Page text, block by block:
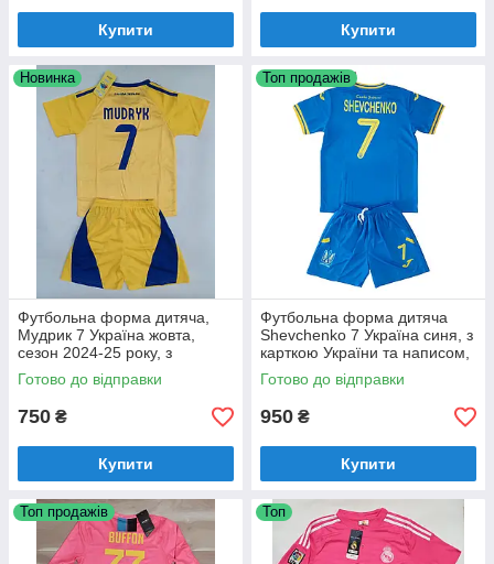
Купити Купити
Новинка
Футбольна форма дитяча,
Мудрик 7 Україна жовта,
сезон 2024-25 року, з
написом Слава Україні
Готово до відправки
750 ₴
Купити
Топ продажів
Футбольна форма дитяча
Shevchenko 7 Україна синя, з
карткою України та написом,
Слава Україні
Готово до відправки
950 ₴
Купити
Топ продажів Топ